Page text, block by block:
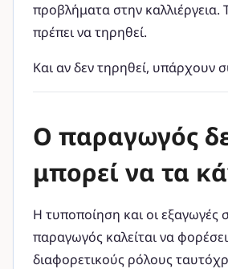
προβλήματα στην καλλιέργεια.
πρέπει να τηρηθεί.
Και αν δεν τηρηθεί, υπάρχουν
Ο παραγωγός
μπορεί να τα
Η τυποποίηση και οι εξαγωγές
παραγωγός καλείται να
διαφορετικούς ρόλους